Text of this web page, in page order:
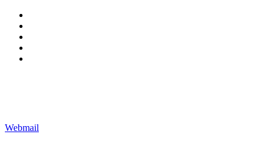
Webmail